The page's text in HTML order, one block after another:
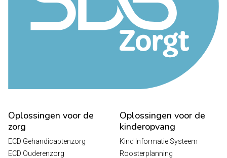
Oplossingen voor de
zorg
ECD Gehandicaptenzorg
ECD Ouderenzorg
Oplossingen voor de
kinderopvang
Kind Informatie Systeem
Roosterplanning